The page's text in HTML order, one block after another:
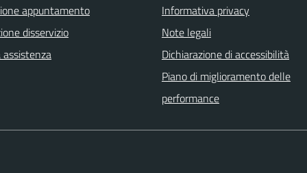
appuntamento
disservizio
assistenza
Informativa privacy
Note legali
Dichiarazione di accessibilità
Piano di miglioramento delle
performance